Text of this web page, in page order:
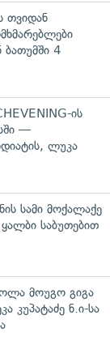
თვიდან
4
ის
—
ლუკა
სამი მოქალაქე
საბუთებით
მოუგო გიგა
კუპატაძე ნ.ი-სა